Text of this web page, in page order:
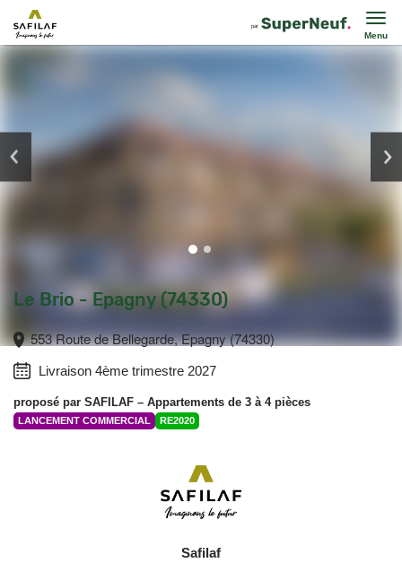
Menu
Le Brio - Epagny (74330)
553 Route de Bellegarde, Epagny (74330)
Livraison 4ème trimestre 2027
proposé par SAFILAF – Appartements de 3 à 4 pièces
LANCEMENT COMMERCIAL RE2020
Safilaf